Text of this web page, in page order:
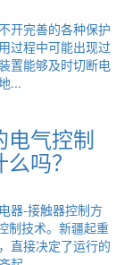
开完善的各种保护
过程中可能出现过
置能够及时切断电
...
电气控制
吗？
器-接触器控制方
制技术。新疆起重
直接决定了运行的